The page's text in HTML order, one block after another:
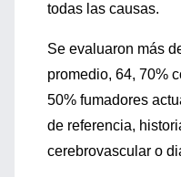
todas las causas.
Se evaluaron más
promedio, 64, 70%
50% fumadores
de referencia,
cerebrovascular o